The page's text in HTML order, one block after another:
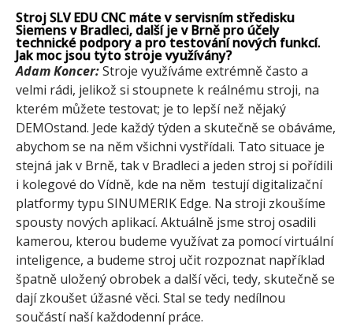
Stroj SLV EDU CNC máte v servisním středisku
Siemens v Bradleci, další je v Brně pro účely
technické podpory a pro testování nových funkcí.
Jak moc jsou tyto stroje využívány?
Adam Koncer:Stroje využíváme extrémně často a
velmi rádi, jelikož si stoupnete k reálnému stroji, na
kterém můžete testovat; je to lepší než nějaký
DEMOstand. Jede každý týden a skutečně se obáváme,
abychom se na něm všichni vystřídali. Tato situace je
stejná jak v Brně, tak v Bradleci a jeden stroj si pořídili
i kolegové do Vídně, kde na něm testují digitalizační
platformy typu SINUMERIK Edge. Na stroji zkoušíme
spousty nových aplikací. Aktuálně jsme stroj osadili
kamerou, kterou budeme využívat za pomocí virtuální
inteligence, a budeme stroj učit rozpoznat například
špatně uložený obrobek a další věci, tedy, skutečně se
dají zkoušet úžasné věci. Stal se tedy nedílnou
součástí naší každodenní práce.